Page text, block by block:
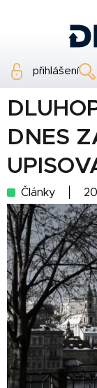
přihlášení
DNES
Články